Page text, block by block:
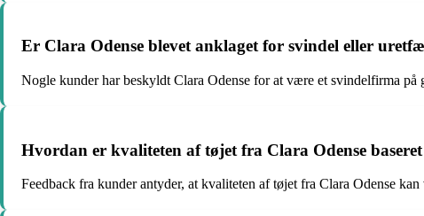
Er Clara Odense blevet anklaget for svindel eller
Nogle kunder har beskyldt Clara Odense for at være et svindelfirma
Hvordan er kvaliteten af tøjet fra Clara Odense
Feedback fra kunder antyder, at kvaliteten af tøjet fra Clara Odense